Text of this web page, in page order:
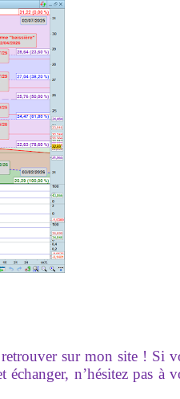
sur mon site ! Si
n’hésitez pas à